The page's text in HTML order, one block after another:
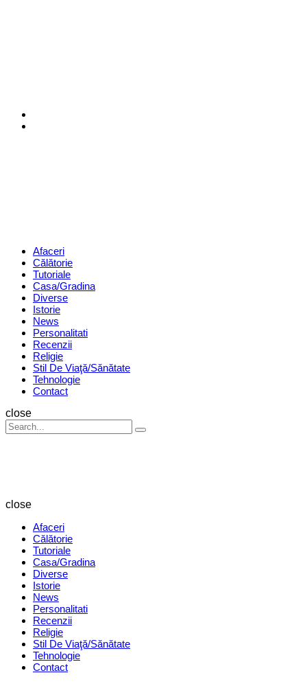
Menu Afaceri
Călătorie
Tutoriale
Casa/Gradina
Diverse
Istorie
News
Personalitati
Recenzii
Religie
Stil De Viaţă/Sănătate
Tehnologie
Contact
Search
close
Search
for:
Search
close
Afaceri
Călătorie
Tutoriale
Casa/Gradina
Diverse
Istorie
News
Personalitati
Recenzii
Religie
Stil De Viaţă/Sănătate
Tehnologie
Contact